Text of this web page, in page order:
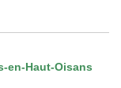
en-Haut-Oisans